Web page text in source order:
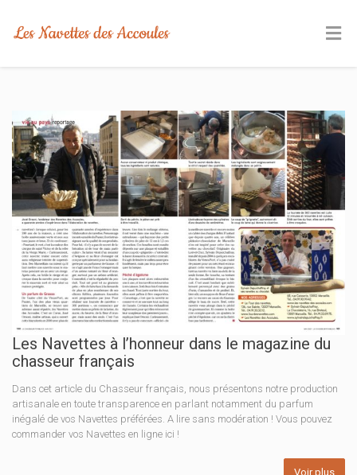
Les Navettes à l’honneur dans le magazine du
chasseur français
Dans cet article du Chasseur français, nous présentons notre production
artisanale en toute transparence en parlant notamment du parfum
inégalé de vos Navettes préférées. A lire sans modération ! Vous pouvez
commander vos Navettes en ligne ici !
Voir plus